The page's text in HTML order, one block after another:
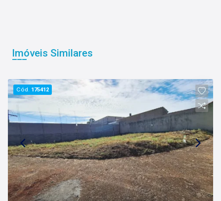
Imóveis Similares
Cód. 175412